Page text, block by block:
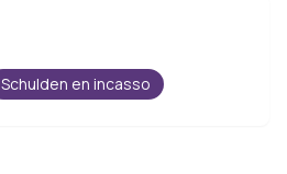
Schulden en incasso